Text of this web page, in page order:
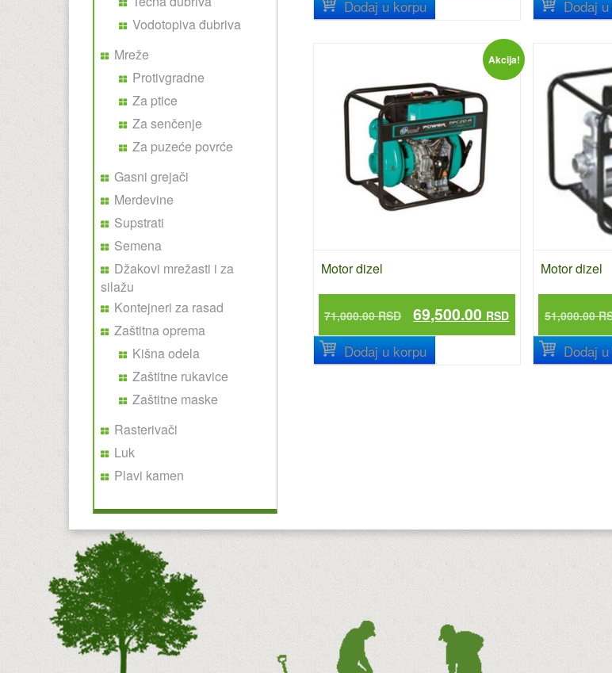
Vodotopiva đubriva
Mreže
Protivgradne
Za ptice
Za senčenje
Za puzeće povrće
Gasni grejači
Merdevine
Supstrati
Semena
Džakovi mrežasti i za
silažu
Kontejneri za rasad
Zaštitna oprema
Kišna odela
Zaštitne rukavice
Zaštitne maske
Rasterivači
Luk
Plavi kamen
Dodaj u korpu Dodaj
Akcija!
Motor dizel
71,000.00RSD 69,500.00 RSD
Dodaj u korpu
Motor dizel
51,000.00
Dodaj